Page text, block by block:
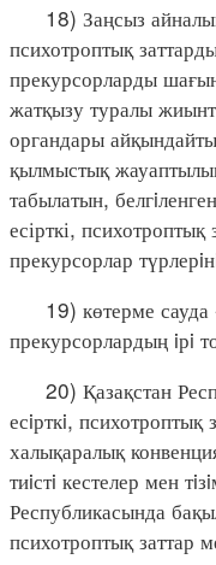
18) Заңсыз
психотроптық
прекурсорларды
жатқызу туралы
органдары
қылмыстық
табылатын,
есірткі,
прекурсорлар
19) көтерме сауда -
прекурсорлардың iрi
20) Қазақстан
есiрткi, психотроптық
халықаралық
тиiстi кестелер мен
Республикасында
психотроптық заттар